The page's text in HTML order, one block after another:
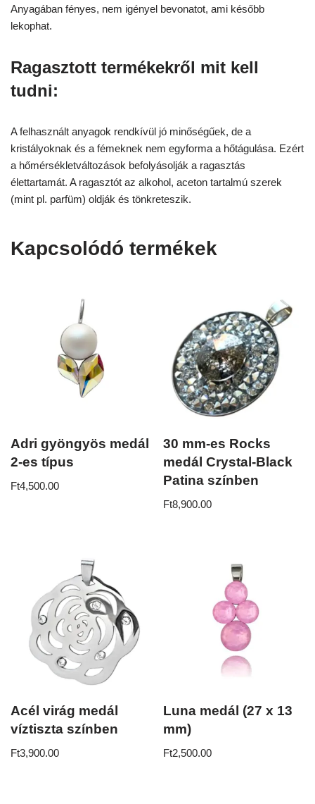
Anyagában fényes, nem igényel bevonatot, ami később
lekophat.
Ragasztott termékekről mit kell
tudni:
A felhasznált anyagok rendkívül jó minőségűek, de a
kristályoknak és a fémeknek nem egyforma a hőtágulása. Ezért
a hőmérsékletváltozások befolyásolják a ragasztás
élettartamát. A ragasztót az alkohol, aceton tartalmú szerek
(mint pl. parfüm) oldják és tönkreteszik.
Kapcsolódó termékek
Adri gyöngyös medál
2-es típus
Ft4,500.00
30 mm-es Rocks
medál Crystal-Black
Patina színben
Ft8,900.00
Acél virág medál
víztiszta színben
Ft3,900.00
Luna medál (27 x 13
mm)
Ft2,500.00